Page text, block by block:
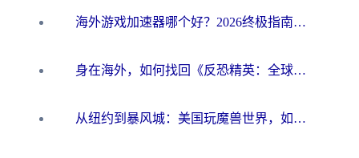
海外游戏加速器哪个好？2026终极指南帮你畅玩国服+解决卡顿难题
身在海外，如何找回《反恐精英：全球攻势》国服的丝滑手感？一份给你的终极指南
从纽约到暴风城：美国玩魔兽世界，如何找到你的最佳网络航线